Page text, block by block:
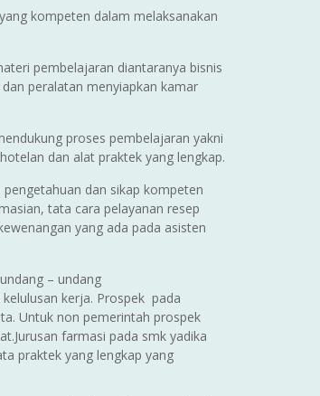
kompeten dalam melaksanakan
pembelajaran diantaranya bisnis
peralatan menyiapkan kamar
proses pembelajaran yakni
dan alat praktek yang lengkap.
dan sikap kompeten
tata cara pelayanan resep
yang ada pada asisten
– undang
kerja. Prospek pada
Untuk non pemerintah prospek
farmasi pada smk yadika
praktek yang lengkap yang